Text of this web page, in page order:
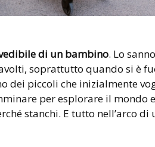
di un bambino. Lo
soprattutto quando si è
piccoli che inizialmente
per esplorare il mondo
stanchi. E tutto nell’arco